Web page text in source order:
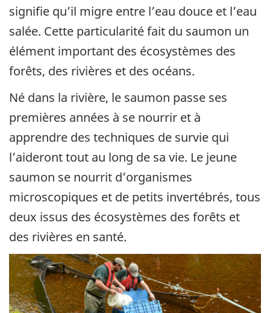
signifie qu’il migre entre l’eau douce et l’eau
salée. Cette particularité fait du saumon un
élément important des écosystèmes des
forêts, des rivières et des océans.
Né dans la rivière, le saumon passe ses
premières années à se nourrir et à
apprendre des techniques de survie qui
l’aideront tout au long de sa vie. Le jeune
saumon se nourrit d’organismes
microscopiques et de petits invertébrés, tous
deux issus des écosystèmes des forêts et
des rivières en santé.